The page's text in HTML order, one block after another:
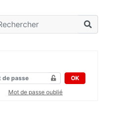
OK
Mot de passe oublié